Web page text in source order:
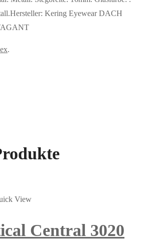
Kering Eyewear DACH
.
View
Central 3020